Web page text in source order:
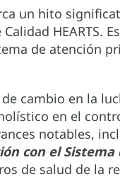
un hito
HEARTS.
de atención
cambio en la
en el
notables,
con el
de salud de la